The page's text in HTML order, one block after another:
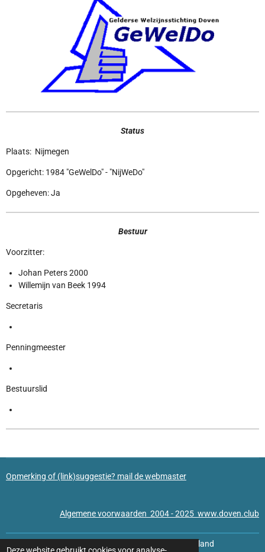
Status
Plaats: Nijmegen
Opgericht: 1984 "GeWelDo" - "NijWeDo"
Opgeheven: Ja
Bestuur
Voorzitter:
Johan Peters 2000
Willemijn van Beek 1994
Secretaris
Penningmeester
Bestuurslid
Opmerking of (link)suggestie? mail de webmaster
Algemene voorwaarden 2004 - 2025 www.doven.club
© 2022 - 2026 Startpagina van Doven Clubs in Nederland